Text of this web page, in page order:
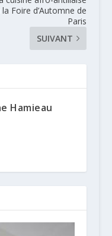
la Foire d’Automne de
Paris
SUIVANT
Hamieau